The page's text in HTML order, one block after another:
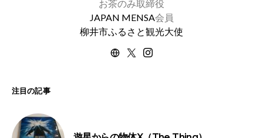
お茶のみ取締役
JAPAN MENSA会員
柳井市ふるさと観光大使
注目の記事